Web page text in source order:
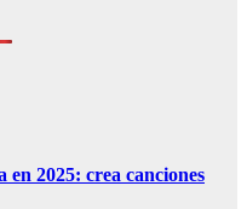
2025: crea canciones